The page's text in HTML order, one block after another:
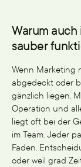
Warum
sauber
Wenn Marketing
abgedeckt oder
gänzlich liegen.
Operation und
liegt oft bei der
im Team. Jeder
Faden.
oder weil grad